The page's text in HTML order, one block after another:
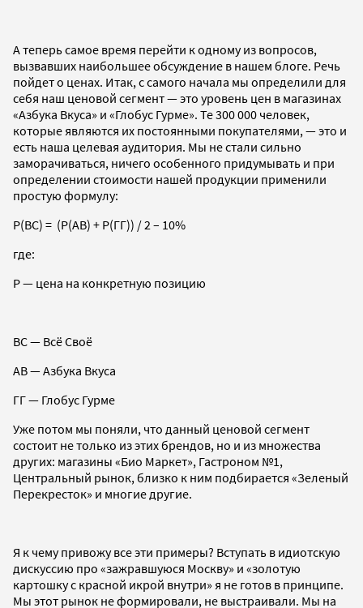
А теперь самое время перейти к одному из вопросов,
вызвавших наибольшее обсуждение в нашем блоге. Речь
пойдет о ценах. Итак, с самого начала мы определили для
себя наш ценовой сегмент — это уровень цен в магазинах
«Азбука Вкуса» и «Глобус Гурме». Те 300 000 человек,
которые являются их постоянными покупателями, — это и
есть наша целевая аудитория. Мы не стали сильно
заморачиваться, ничего особенного придумывать и при
определении стоимости нашей продукции применили
простую формулу:
P(ВС) = (P(АВ) + P(ГГ)) / 2 – 10%
где:
P — цена на конкретную позицию
ВС — Всё Своё
АВ — Азбука Вкуса
ГГ — Глобус Гурме
Уже потом мы поняли, что данный ценовой сегмент
состоит не только из этих брендов, но и из множества
других: магазины «Био Маркет», Гастроном №1,
Центральный рынок, близко к ним подбирается «Зеленый
Перекресток» и многие другие.
Я к чему привожу все эти примеры? Вступать в идиотскую
дискуссию про «зажравшуюся Москву» и «золотую
картошку с красной икрой внутри» я не готов в принципе.
Мы этот рынок не формировали, не выстраивали. Мы на